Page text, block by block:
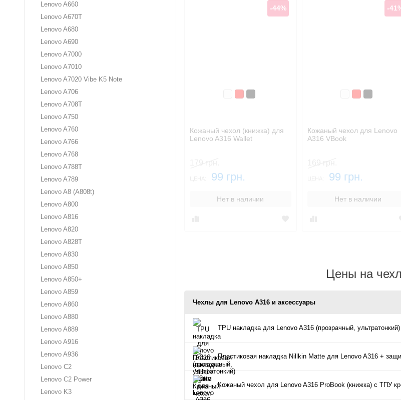
Lenovo A660
Lenovo A670T
Lenovo A680
Lenovo A690
Lenovo A7000
Lenovo A7010
Lenovo A7020 Vibe K5 Note
Lenovo A706
Lenovo A708T
Lenovo A750
Lenovo A760
Lenovo A766
Lenovo A768
Lenovo A788T
Lenovo A789
Lenovo A8 (A808t)
Lenovo A800
Lenovo A816
Lenovo A820
Lenovo A828T
Lenovo A830
Lenovo A850
Lenovo A850+
Lenovo A859
Lenovo A860
Lenovo A880
Lenovo A889
Lenovo A916
Lenovo A936
Lenovo C2
Lenovo C2 Power
Lenovo K3
Белый
Красный
Черный
-44%
Кожаный чехол (книжка) для
Lenovo A316 Wallet
99 грн.
Нет в наличии
Белый
Красный
Черный
-
Кожаный чехол для Lenovo
A316 VBook
99 грн.
Нет в наличии
Цены на
Чехлы для Lenovo A316 и аксессуары
TPU накладка для Lenovo A316 (прозрачный,
Пластиковая накладка Nillkin Matte для Lenovo A316 +
Кожаный чехол для Lenovo A316 ProBook (книжка) с ТПУ